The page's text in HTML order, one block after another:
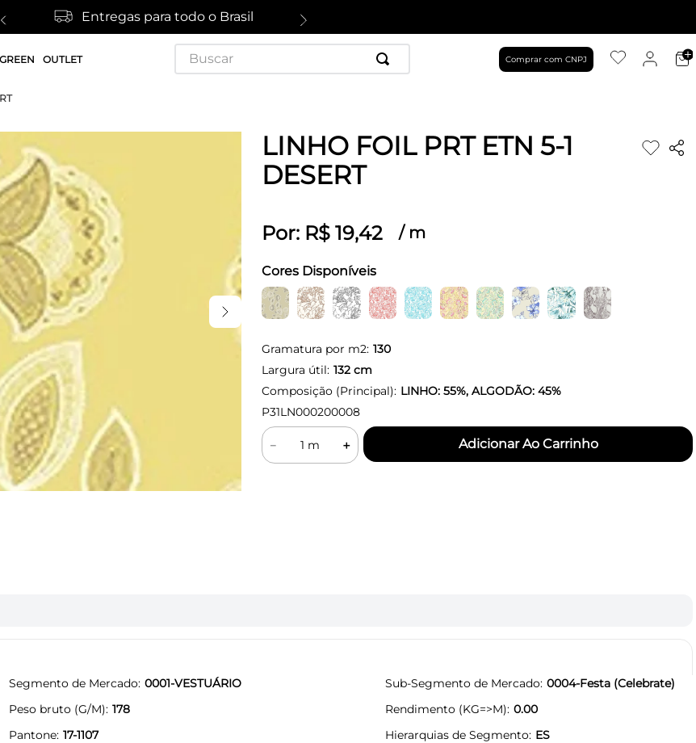
Entregas para todo o Brasil
OUTLET
Buscar
Comprar com CNPJ
LINHO FOIL PRT ETN 5-1
DESERT
Por: R$ 19,42 / m
Cores Disponíveis
Gramatura por m2: 130
Largura útil: 132cm
Composição (Principal): LINHO: 55%, ALGODÃO: 45%
P31LN000200008
＋
－
Segmento de Mercado 0001-VESTUÁRIO Sub-Segmento de Mercado 0004-Festa (Celebrate)
Peso bruto (G/M) 178 Rendimento (KG=>M) 0.00
Pantone 17-1107 Hierarquias de Segmento ES